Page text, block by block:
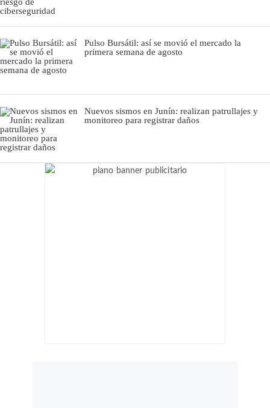
Pulso Bursátil: así se movió el mercado la
primera semana de agosto
Nuevos sismos en Junín: realizan patrullajes y
monitoreo para registrar daños